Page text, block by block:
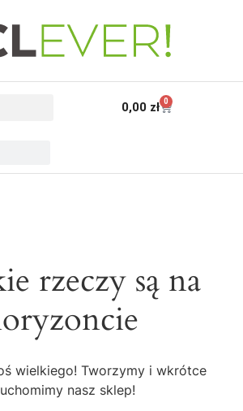
0,00 zł 0
rzeczy są na
wielkiego! Tworzymy i wkrótce
nasz sklep!